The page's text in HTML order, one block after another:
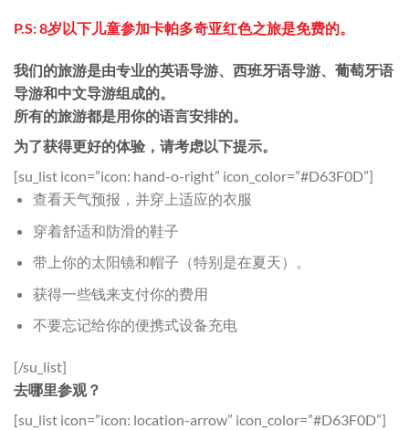
P.S: 8岁以下儿童参加卡帕多奇亚红色之旅是免费的。
我们的旅游是由专业的英语导游、西班牙语导游、葡萄牙语
导游和中文导游组成的。
所有的旅游都是用你的语言安排的。
为了获得更好的体验，请考虑以下提示。
[su_list icon=”icon: hand-o-right” icon_color=”#D63F0D”]
查看天气预报，并穿上适应的衣服
穿着舒适和防滑的鞋子
带上你的太阳镜和帽子（特别是在夏天）。
获得一些钱来支付你的费用
不要忘记给你的便携式设备充电
[/su_list]
去哪里参观？
[su_list icon=”icon: location-arrow” icon_color=”#D63F0D”]